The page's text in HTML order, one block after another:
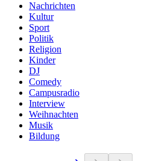
Nachrichten
Kultur
Sport
Politik
Religion
Kinder
DJ
Comedy
Campusradio
Interview
Weihnachten
Musik
Bildung